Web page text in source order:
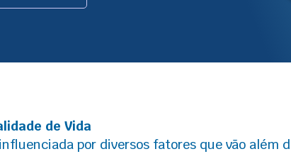
de Vida
por diversos fatores que vão além